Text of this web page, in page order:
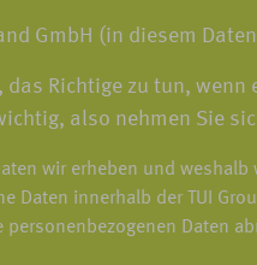
GmbH (in diesem
Richtige zu tun,
also nehmen Sie
wir erheben und weshalb
Daten innerhalb der TUI
personenbezogenen Daten